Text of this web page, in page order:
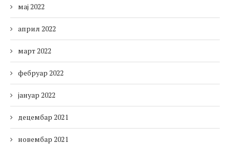
мај 2022
април 2022
март 2022
фебруар 2022
јануар 2022
децембар 2021
новембар 2021